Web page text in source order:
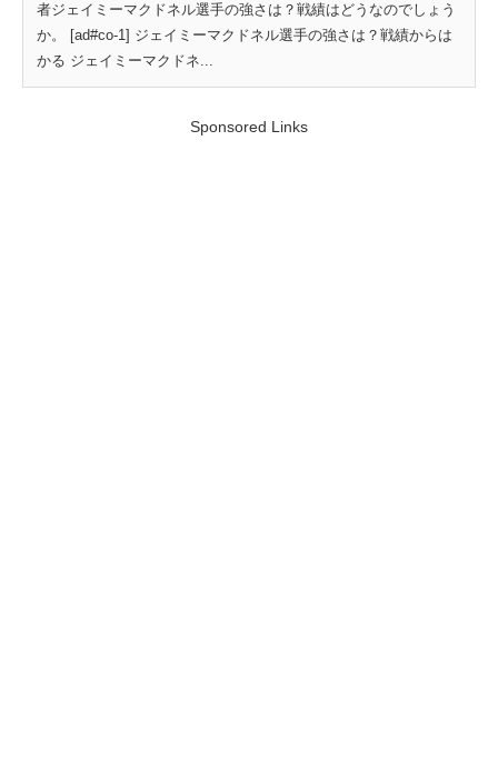
者ジェイミーマクドネル選手の強さは？戦績はどうなのでしょう
か。 [ad#co-1] ジェイミーマクドネル選手の強さは？戦績からは
かる ジェイミーマクドネ...
Sponsored Links